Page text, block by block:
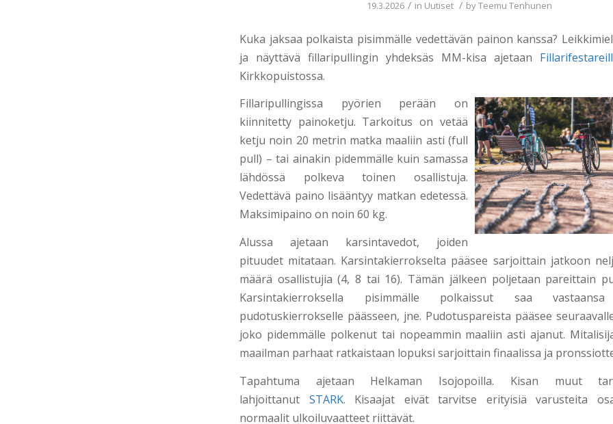
19.3.2026 / in Uutiset / byTeemu Tenhunen
Kuka jaksaa polkaista pisimmälle vedettävän painon kanssa?
ja näyttävä fillaripullingin yhdeksäs MM-kisa ajetaan
Kirkkopuistossa.
Fillaripullingissa pyörien perään on
kiinnitetty painoketju. Tarkoitus on vetää
ketju noin 20 metrin matka maaliin asti (full
pull) – tai ainakin pidemmälle kuin samassa
lähdössä polkeva toinen osallistuja.
Vedettävä paino lisääntyy matkan edetessä.
Maksimipaino on noin 60 kg.
Alussa ajetaan karsintavedot, joiden
pituudet mitataan. Karsintakierrokselta pääsee sarjoittain jatkoon
määrä osallistujia (4, 8 tai 16). Tämän jälkeen poljetaan pareittain
Karsintakierroksella pisimmälle polkaissut saa vastaansa
pudotuskierrokselle päässeen, jne. Pudotuspareista pääsee
joko pidemmälle polkenut tai nopeammin maaliin asti ajanut.
maailman parhaat ratkaistaan lopuksi sarjoittain finaalissa ja
Tapahtuma ajetaan Helkaman Isojopoilla. Kisan muut
lahjoittanut STARK. Kisaajat eivät tarvitse erityisiä varusteita
normaalit ulkoiluvaatteet riittävät.